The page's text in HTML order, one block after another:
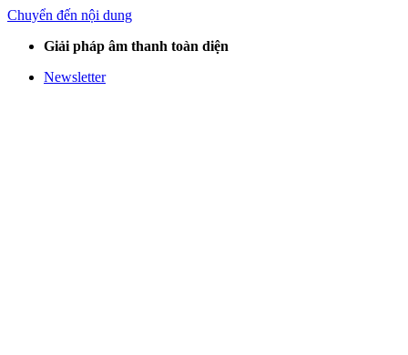
Chuyển đến nội dung
Giải pháp âm thanh toàn diện
Newsletter